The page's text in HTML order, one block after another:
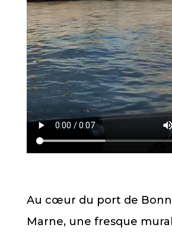
Au cœur du port de
Marne, une fresque